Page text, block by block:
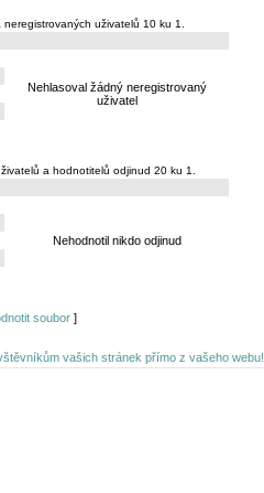
uživatelů 10 ku 1.
Nehlasoval žádný neregistrovaný
uživatel
a hodnotitelů odjinud 20 ku 1.
Nehodnotil nikdo odjinud
soubor]
vašich stránek přímo z vašeho webu!